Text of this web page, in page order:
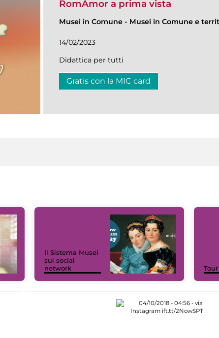
RomAmor a prima vista
Musei in Comune - Musei in Comune e
14/02/2023
Didattica per tutti
Gratis con la MIC card
Il Sistema Musei
sui social
network